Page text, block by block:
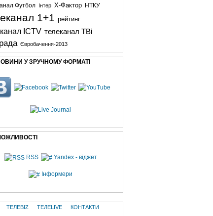
Футбол Інтер X-Фактор НТКУ
1+1 рейтинг
ICTV телеканал ТВі
Євробачення-2013
У ЗРУЧНОМУ ФОРМАТІ
RSS Yandex - віджет
Інформери
ТЕЛЕBIZ ТЕЛЕLIVE КОНТАКТИ